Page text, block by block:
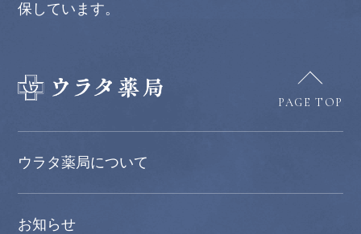
保しています。
PAGE TOP
ウラタ薬局について
お知らせ